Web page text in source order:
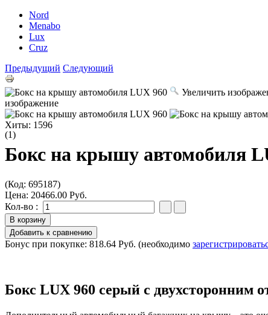
Nord
Menabo
Lux
Cruz
Предыдущий Следующий
Увеличить
изображение
Хиты: 1596
(1)
Бокс на крышу автомобиля
(Код: 695187)
Цена: 20466.00 Руб.
Кол-во :
Бонус при покупке: 818.64 Руб. (необходимо
Бокс LUX 960 серый с двухсторонним